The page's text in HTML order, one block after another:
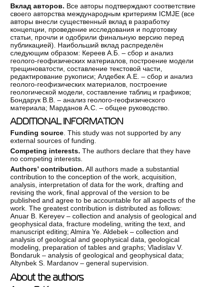
Вклад авторов. Все авторы подтверждают соответствие
своего авторства международным критериям ICMJE (все
авторы внесли существенный вклад в разработку
концепции, проведение исследования и подготовку
статьи, прочли и одобрили финальную версию перед
публикацией). Наибольший вклад распределён
следующим образом: Кереев А.Б. – сбор и анализ
геолого-геофизических материалов, построение модели
трещиноватости, составление текстовой части,
редактирование рукописи; Алдебек А.Е. – сбор и анализ
геолого-геофизических материалов, построение
геологической модели, составление таблиц и графиков;
Бондарук В.В. – анализ геолого-геофизического
материала; Марданов А.С. – общее руководство.
ADDITIONAL INFORMATION
Funding source . This study was not supported by any
external sources of funding.
Competing interests. The authors declare that they have
no competing interests.
Authors’ contribution. All authors made a substantial
contribution to the conception of the work, acquisition,
analysis, interpretation of data for the work, drafting and
revising the work, final approval of the version to be
published and agree to be accountable for all aspects of the
work. The greatest contribution is distributed as follows:
Anuar B. Kereyev – collection and analysis of geological and
geophysical data, fracture modeling, writing the text, and
manuscript editing; Almira Ye. Aldebek – collection and
analysis of geological and geophysical data, geological
modeling, preparation of tables and graphs; Vladislav V.
Bondaruk – analysis of geological and geophysical data;
Altynbek S. Mardanov – general supervision.
About the authors